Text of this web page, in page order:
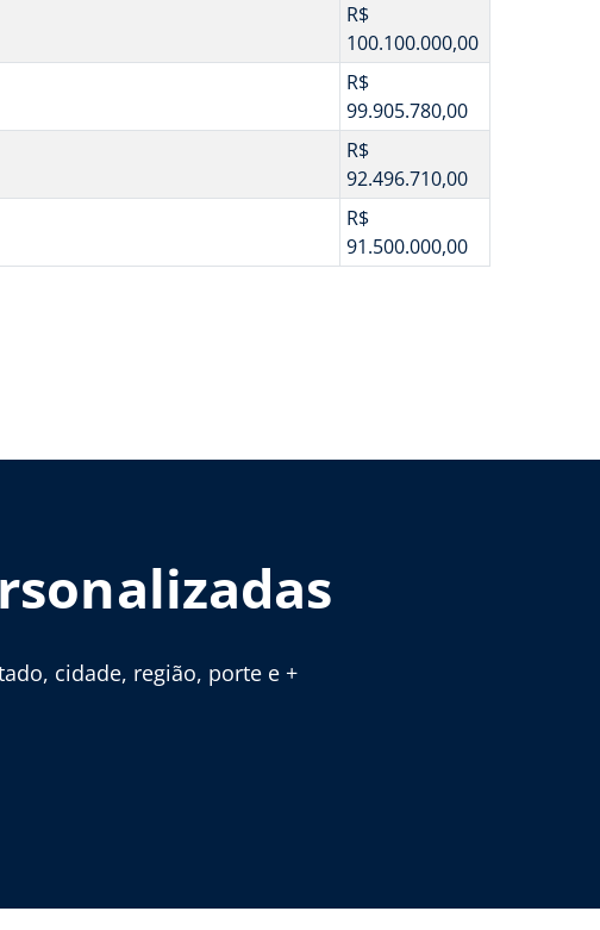
R$
100.100.000,00
R$
99.905.780,00
R$
92.496.710,00
R$
91.500.000,00
cidade, região, porte e +